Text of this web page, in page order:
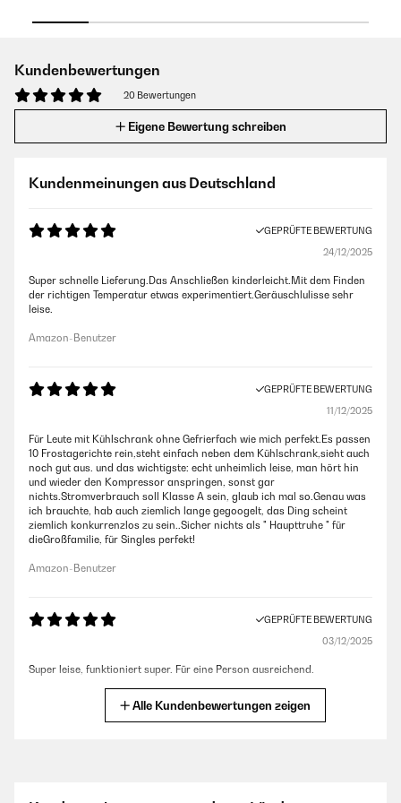
Kundenbewertungen
20 Bewertungen
Eigene Bewertung schreiben
Kundenmeinungen aus Deutschland
GEPRÜFTE BEWERTUNG
24/12/2025
Super schnelle Lieferung.Das Anschließen kinderleicht.Mit dem Finden
der richtigen Temperatur etwas experimentiert.Geräuschlulisse sehr
leise.
Amazon-Benutzer
GEPRÜFTE BEWERTUNG
11/12/2025
Für Leute mit Kühlschrank ohne Gefrierfach wie mich perfekt.Es passen
10 Frostagerichte rein,steht einfach neben dem Kühlschrank,sieht auch
noch gut aus. und das wichtigste: echt unheimlich leise, man hört hin
und wieder den Kompressor anspringen, sonst gar
nichts.Stromverbrauch soll Klasse A sein, glaub ich mal so.Genau was
ich brauchte, hab auch ziemlich lange gegoogelt, das Ding scheint
ziemlich konkurrenzlos zu sein..Sicher nichts als " Haupttruhe " für
dieGroßfamilie, für Singles perfekt!
Amazon-Benutzer
GEPRÜFTE BEWERTUNG
03/12/2025
Super leise, funktioniert super. Für eine Person ausreichend.
Top Produktbis minus 30C° sehr leise
Alle Kundenbewertungen zeigen